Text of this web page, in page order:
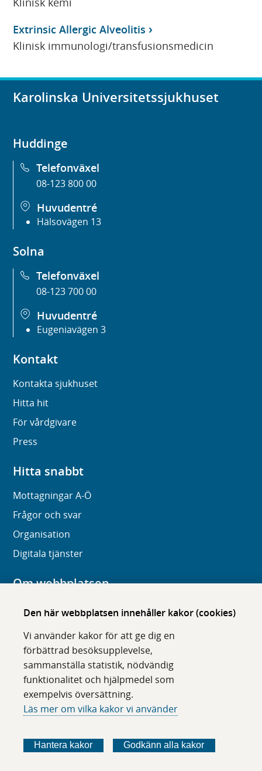
Den här webbplatsen innehåller kakor (cookies)
Vi använder kakor för att ge dig en
förbättrad besöksupplevelse,
sammanställa statistik, nödvändig
funktionalitet och hjälpmedel som
exempelvis översättning.
Läs mer om vilka kakor vi använder
Hantera kakor Godkänn alla kakor
Extrinsic Allergic Alveolitis
Klinisk immunologi/transfusionsmedicin
Karolinska Universitetssjukhuset
Huddinge
Telefonväxel
08-123 800 00
Huvudentré
Hälsovägen 13
Solna
Telefonväxel
08-123 700 00
Huvudentré
Eugeniavägen 3
Kontakt
Kontakta sjukhuset
Hitta hit
För vårdgivare
Press
Hitta snabbt
Mottagningar A-Ö
Frågor och svar
Organisation
Digitala tjänster
Om webbplatsen
Om karolinska.se
Tillgänglighet
Om cookies
Följ oss i sociala medier
ö
l
ö
l
ö
l